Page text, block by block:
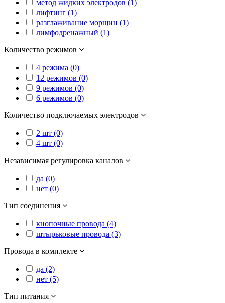
метод жидких электродов (1)
лифтинг (1)
разглаживание морщин (1)
лимфодренажный (1)
Количество режимов
4 режима (0)
12 режимов (0)
9 режимов (0)
6 режимов (0)
Количество подключаемых электродов
2 шт (0)
4 шт (0)
Независимая регулировка каналов
да (0)
нет (0)
Тип соединения
кнопочные провода (4)
штырьковые провода (3)
Провода в комплекте
да (2)
нет (5)
Тип питания